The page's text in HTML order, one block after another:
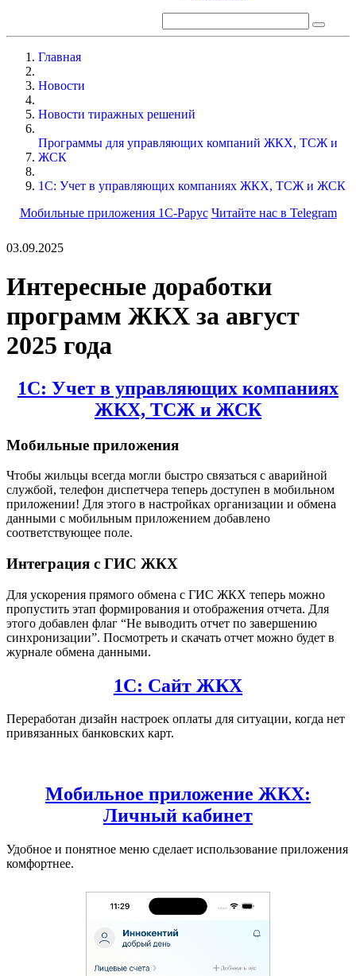
Главная
Новости
Новости тиражных решений
Программы для управляющих компаний ЖКХ, ТСЖ и
ЖСК
1С: Учет в управляющих компаниях ЖКХ, ТСЖ и ЖСК
Мобильные приложения 1С-Рарус Читайте нас в Telegram
03.09.2025
Интересные доработки
программ ЖКХ за август
2025 года
1С: Учет в управляющих компаниях
ЖКХ, ТСЖ и ЖСК
Мобильные приложения
Чтобы жильцы всегда могли быстро связаться с аварийной
службой, телефон диспетчера теперь доступен в мобильном
приложении! Для этого в настройках организации и обмена
данными с мобильным приложением добавлено
соответствующее поле.
Интеграция с ГИС ЖКХ
Для ускорения прямого обмена с ГИС ЖКХ теперь можно
пропустить этап формирования и отображения отчета. Для
этого добавлен флаг “Не выводить отчет по завершению
синхронизации”. Посмотреть и скачать отчет можно будет в
журнале обмена данными.
1С: Сайт ЖКХ
Переработан дизайн настроек оплаты для ситуации, когда нет
привязанных банковских карт.
Мобильное приложение ЖКХ:
Личный кабинет
Удобное и понятное меню сделает использование приложения
комфортнее.